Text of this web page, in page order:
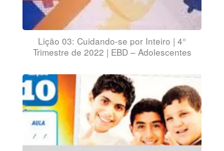
Lição 03: Cuidando-se por Inteiro | 4°
Trimestre de 2022 | EBD – Adolescentes